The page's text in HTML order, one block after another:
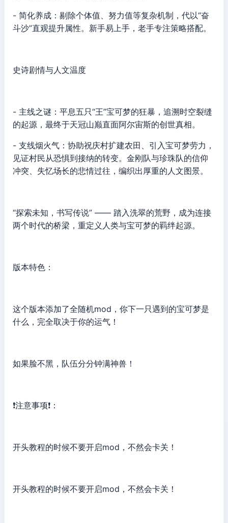
- 简化养成：剔除个体值、努力值等复杂机制，代以“奋
斗沙”直观提升属性。新手易上手，老手专注策略搭配。
史诗剧情与人文温度
- 主线之谜：平息五只“王”宝可梦的狂暴，追溯时空裂缝
的起源，最终于天冠山巅直面阿尔宙斯的创世真相。
- 支线烟火气：协助祝庆村扩建农田、引入宝可梦劳力，
见证村民从恐惧到接纳的转变。金刚队与珍珠队的信仰
冲突、失忆场长的悲情过往，编织出厚重的人文图景。
“探索未知，书写传说” —— 踏入洗翠的荒野，成为连接
两个时代的桥梁，重定义人类与宝可梦的羁绊起源。
版本特色：
这个版本添加了全随机mod，你下一只遇到的宝可梦是
什么，完全取决于你的运气！
如果脸不黑，队伍分分钟满神兽！
❗注意事项❗：
开头教程的时候不要开启mod，不然会卡关！
开头教程的时候不要开启mod，不然会卡关！